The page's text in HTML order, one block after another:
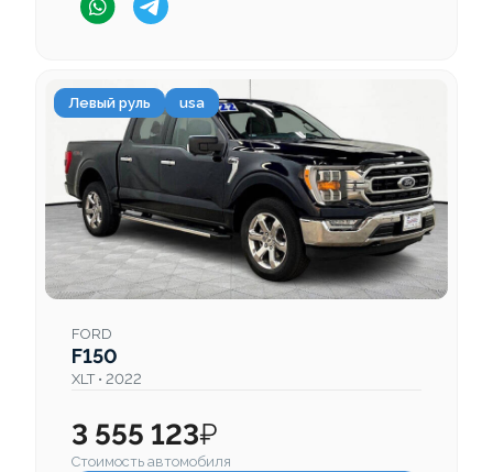
Левый руль usa
FORD
F150
XLT • 2022
3 555 123₽
Стоимость автомобиля